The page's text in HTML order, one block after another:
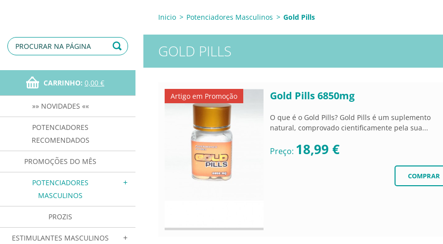
CARRINHO: 0,00 €
»» NOVIDADES ««
POTENCIADORES
RECOMENDADOS
PROMOÇÕES DO MÊS
POTENCIADORES
MASCULINOS
PROZIS
ESTIMULANTES MASCULINOS
Inicio > Potenciadores Masculinos > Gold Pills
GOLD PILLS
Gold Pills 6850mg
Artigo em Promoção
O que é o Gold Pills? Gold Pills é um suplemento
natural, comprovado cientificamente pela sua...
Preço: 18,99 €